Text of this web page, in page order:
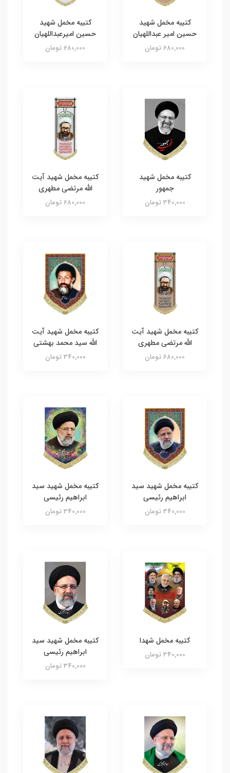
کتیبه مخمل شهید
حسین امیر عبداللهیان
680,000 تومان
کتیبه مخمل شهید
حسین امیرعبداللهیان
680,000 تومان
کتیبه مخمل شهید
جمهور
340,000 تومان
کتیبه مخمل شهید آیت
الله مرتضی مطهری
680,000 تومان
کتیبه مخمل شهید آیت
الله مرتضی مطهری
680,000 تومان
کتیبه مخمل شهید آیت
الله سید محمد بهشتی
340,000 تومان
کتیبه مخمل شهید سید
ابراهیم رئیسی
340,000 تومان
کتیبه مخمل شهید سید
ابراهیم رئیسی
340,000 تومان
کتیبه مخمل شهدا
340,000 تومان
کتیبه مخمل شهید سید
ابراهیم رئیسی
340,000 تومان